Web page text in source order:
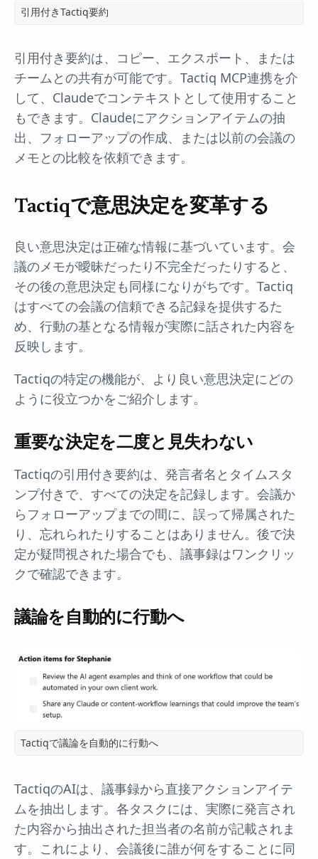
引用付きTactiq要約
引用付き要約は、コピー、エクスポート、または
チームとの共有が可能です。Tactiq MCP連携を介
して、Claudeでコンテキストとして使用すること
もできます。Claudeにアクションアイテムの抽
出、フォローアップの作成、または以前の会議の
メモとの比較を依頼できます。
Tactiqで意思決定を変革する
良い意思決定は正確な情報に基づいています。会
議のメモが曖昧だったり不完全だったりすると、
その後の意思決定も同様になりがちです。Tactiq
はすべての会議の信頼できる記録を提供するた
め、行動の基となる情報が実際に話された内容を
反映します。
Tactiqの特定の機能が、より良い意思決定にどの
ように役立つかをご紹介します。
重要な決定を二度と見失わない
Tactiqの引用付き要約は、発言者名とタイムスタ
ンプ付きで、すべての決定を記録します。会議か
らフォローアップまでの間に、誤って帰属された
り、忘れられたりすることはありません。後で決
定が疑問視された場合でも、議事録はワンクリッ
クで確認できます。
議論を自動的に行動へ
Tactiqで議論を自動的に行動へ
TactiqのAIは、議事録から直接アクションアイテ
ムを抽出します。各タスクには、実際に発言され
た内容から抽出された担当者の名前が記載されま
す。これにより、会議後に誰が何をすることに同